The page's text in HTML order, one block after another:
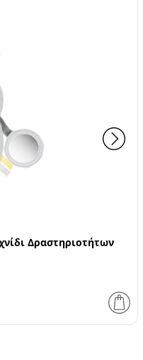
Δραστηριοτήτων